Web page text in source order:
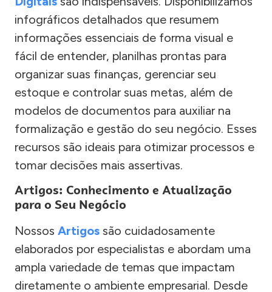
infográficos detalhados que resumem
informações essenciais de forma visual e
fácil de entender, planilhas prontas para
organizar suas finanças, gerenciar seu
estoque e controlar suas metas, além de
modelos de documentos para auxiliar na
formalização e gestão do seu negócio. Esses
recursos são ideais para otimizar processos e
tomar decisões mais assertivas.
Artigos: Conhecimento e Atualização
para o Seu Negócio
Nossos Artigos são cuidadosamente
elaborados por especialistas e abordam uma
ampla variedade de temas que impactam
diretamente o ambiente empresarial. Desde